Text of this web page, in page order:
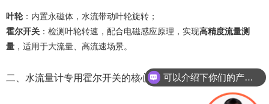
叶轮：内置永磁体，水流带动叶轮旋转；
霍尔开关 ：检测叶轮转速，配合电磁感应原理，实现高精度流量测
量 ，适用于大流量、高流速场景。
二、水流量计专用霍尔开关的核心选型要求 可以介绍下你们的产品么？